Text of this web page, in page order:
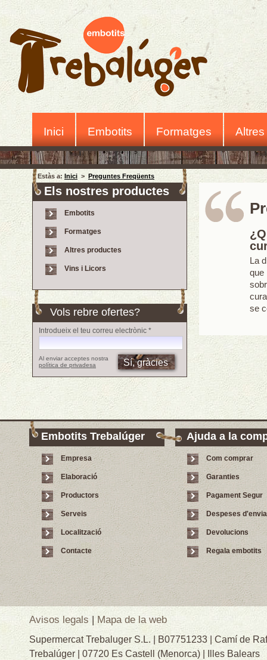
Inici Embotits Formatges
Estàs a: Inici > Preguntes Freqüents
Els nostres productes
Embotits
Formatges
Altres productes
Vins i Licors
Vols rebre ofertes?
Introdueix el teu correu electrònic *
Al enviar acceptes nostra
política de privadesa
La
que
se
Embotits Trebalúger
Empresa
Elaboració
Productors
Serveis
Localització
Contacte
Ajuda a la
Com comprar
Garanties
Pagament Segur
Despeses
Devolucions
Regala embotits
Avisos legals | Mapa de la web
Supermercat Trebaluger S.L. | B07751233 | Camí de
Trebalúger | 07720 Es Castell (Menorca) | Illes Balears